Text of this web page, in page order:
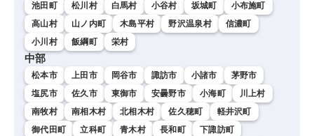
池田町
松川村 白馬村 小谷村 坂城町
小布施町
高山村
山ノ内町 木島平村 野沢温泉村
信濃町
小川村
飯綱町 栄村
中部
松本市 上田市 岡谷市 諏訪市 小諸市
茅野市
塩尻市
佐久市 東御市 安曇野市 小海町
川上村
南牧村
南相木村 北相木村 佐久穂町
軽井沢町
御代田町
立科町 青木村 長和町
下諏訪町